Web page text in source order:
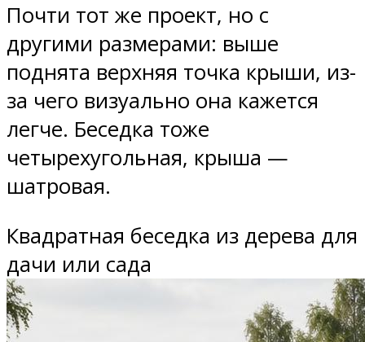
Почти тот же проект, но с
другими размерами: выше
поднята верхняя точка крыши, из-
за чего визуально она кажется
легче. Беседка тоже
четырехугольная, крыша —
шатровая.
Квадратная беседка из дерева для
дачи или сада